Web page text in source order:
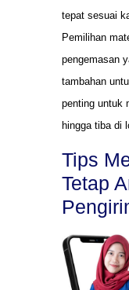
tepat sesuai
Pemilihan
pengemasan
tambahan
penting untuk
hingga tiba di
Tips
Tetap